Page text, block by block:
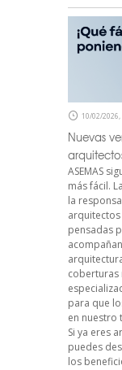
10/02/2026,
Nuevas
ASEMAS
más fácil.
la
pensadas
coberturas
para que
en nuestro
Si ya eres
puedes
los